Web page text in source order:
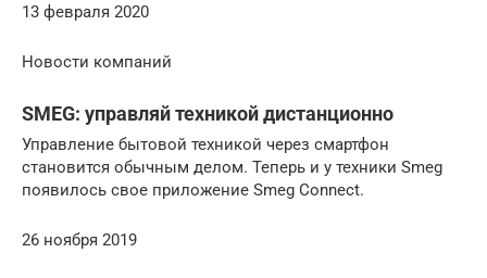
13 февраля 2020
Новости компаний
SMEG: управляй техникой дистанционно
Управление бытовой техникой через смартфон
становится обычным делом. Теперь и у техники Smeg
появилось свое приложение Smeg Connect.
26 ноября 2019